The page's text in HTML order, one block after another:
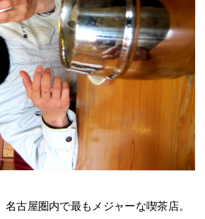
名古屋圏内で最もメジャーな喫茶店。